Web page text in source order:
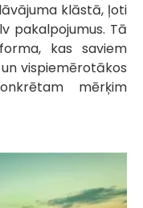
klāstā, ļoti
pakalpojumus. Tā
kas saviem
vispiemērotākos
mērķim